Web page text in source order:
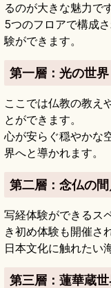
るのが大きな魅力です
5つのフロアで構成
験ができます。
第一層：光の世界
ここでは仏教の教え
とができます。
心が安らぐ穏やかな
界へと導かれます。
第二層：念仏の
写経体験ができるス
き初め体験も開催さ
日本文化に触れたい
第三層：蓮華蔵